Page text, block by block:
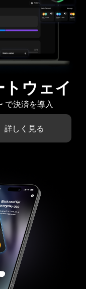
ウェイ
で決済を導入
詳しく見る